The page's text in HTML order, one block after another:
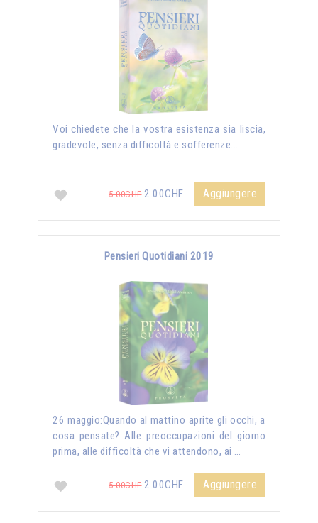
Voi chiedete che la vostra esistenza sia liscia,
gradevole, senza difficoltà e sofferenze...
5.00CHF2.00CHF Aggiungere
Pensieri Quotidiani 2019
26 maggio:Quando al mattino aprite gli occhi, a
cosa pensate? Alle preoccupazioni del giorno
prima, alle difficoltà che vi attendono, ai …
5.00CHF2.00CHF Aggiungere